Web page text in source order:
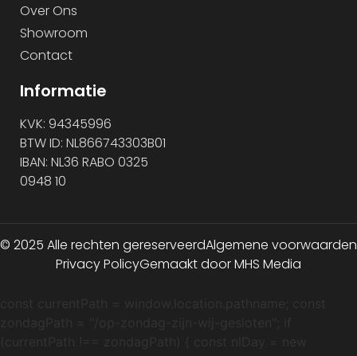
Over Ons
Showroom
Contact
Informatie
KVK: 94345996
BTW ID: NL866743303B01
IBAN: NL36 RABO 0325
0948 10
© 2025 Alle rechten gereserveerdAlgemene voorwaarden
Privacy PolicyGemaakt door MHS Media